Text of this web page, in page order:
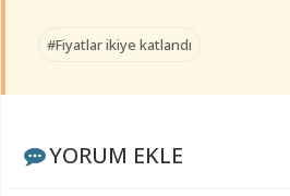
#Fiyatlar ikiye katlandı
YORUM EKLE